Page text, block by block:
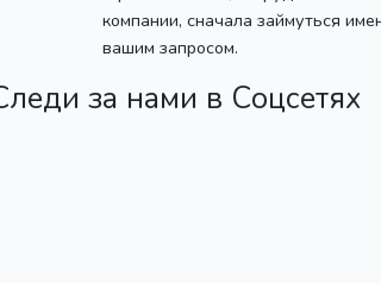
компании, сначала займуться
вашим запросом.
за нами в Соцсетях